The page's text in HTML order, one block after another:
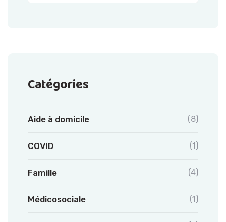
Catégories
Aide à domicile (8)
COVID (1)
Famille (4)
Médicosociale (1)